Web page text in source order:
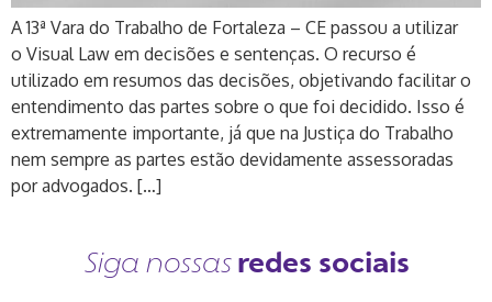
A 13ª Vara do Trabalho de Fortaleza – CE passou a utilizar
o Visual Law em decisões e sentenças. O recurso é
utilizado em resumos das decisões, objetivando facilitar o
entendimento das partes sobre o que foi decidido. Isso é
extremamente importante, já que na Justiça do Trabalho
nem sempre as partes estão devidamente assessoradas
por advogados. […]
Siga nossas redes sociais